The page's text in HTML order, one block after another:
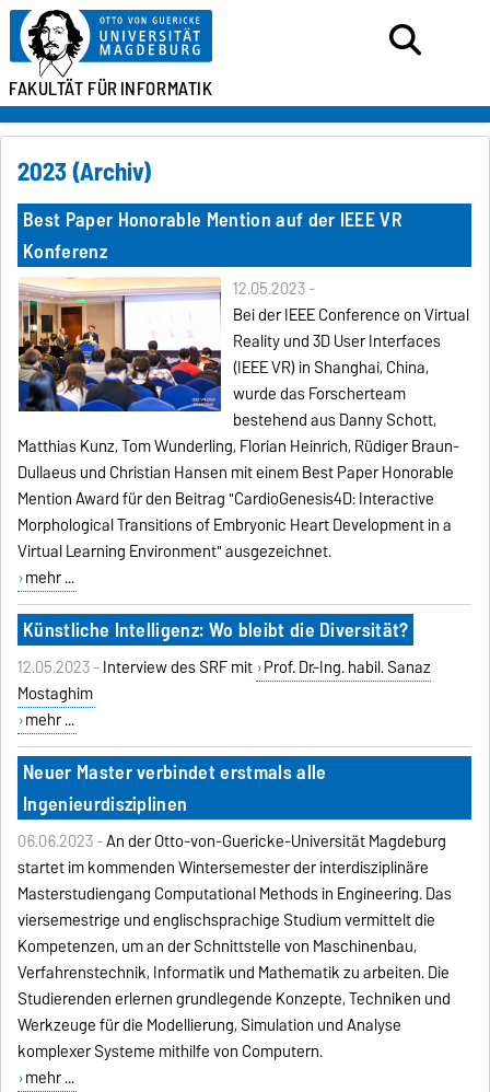
FAKULTÄT FÜRINFORMATIK
2023 (Archiv)
Best Paper Honorable Mention auf der IEEE VR
Konferenz
12.05.2023 -
Bei der IEEE Conference on Virtual
Reality und 3D User Interfaces
(IEEE VR) in Shanghai, China,
wurde das Forscherteam
bestehend aus Danny Schott,
Matthias Kunz, Tom Wunderling, Florian Heinrich, Rüdiger Braun-
Dullaeus und Christian Hansen mit einem Best Paper Honorable
Mention Award für den Beitrag "CardioGenesis4D: Interactive
Morphological Transitions of Embryonic Heart Development in a
Virtual Learning Environment" ausgezeichnet.
mehr ...
Künstliche Intelligenz: Wo bleibt die Diversität?
12.05.2023 -Interview des SRF mit Prof. Dr.-Ing. habil. Sanaz
Mostaghim
mehr ...
Neuer Master verbindet erstmals alle
Ingenieurdisziplinen
06.06.2023 -An der Otto-von-Guericke-Universität Magdeburg
startet im kommenden Wintersemester der interdisziplinäre
Masterstudiengang Computational Methods in Engineering. Das
viersemestrige und englischsprachige Studium vermittelt die
Kompetenzen, um an der Schnittstelle von Maschinenbau,
Verfahrenstechnik, Informatik und Mathematik zu arbeiten. Die
Studierenden erlernen grundlegende Konzepte, Techniken und
Werkzeuge für die Modellierung, Simulation und Analyse
komplexer Systeme mithilfe von Computern.
mehr ...